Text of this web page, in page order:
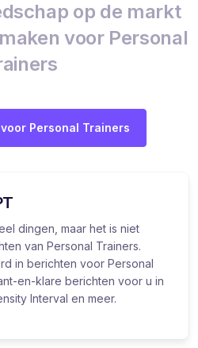
op de markt
voor Personal
Personal Trainers
dingen, maar het is niet
van Personal Trainers.
in berichten voor Personal
en-klare berichten voor u in
Interval en meer.